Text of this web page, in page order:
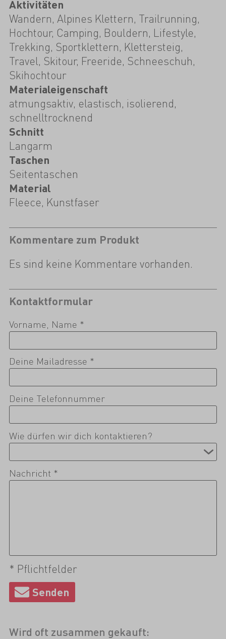
Aktivitäten
Wandern, Alpines Klettern, Trailrunning,
Hochtour, Camping, Bouldern, Lifestyle,
Trekking, Sportklettern, Klettersteig,
Travel, Skitour, Freeride, Schneeschuh,
Skihochtour
Materialeigenschaft
atmungsaktiv, elastisch, isolierend,
schnelltrocknend
Schnitt
Langarm
Taschen
Seitentaschen
Material
Fleece, Kunstfaser
Kommentare zum Produkt
Es sind keine Kommentare vorhanden.
Kontaktformular
Vorname, Name *
Deine Mailadresse *
Deine Telefonnummer
Wie dürfen wir dich kontaktieren?
Nachricht *
* Pflichtfelder
Wird oft zusammen gekauft: